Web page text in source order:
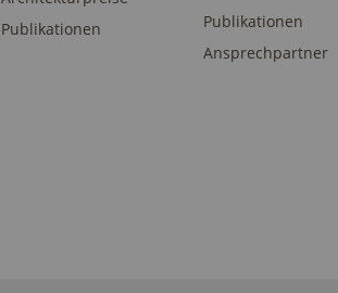
Publikationen
Publikationen
Ansprechpartner